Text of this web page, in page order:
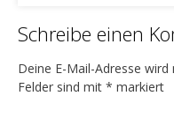
Schreibe einen
Deine E-Mail-Adresse
Felder sind mit * markiert